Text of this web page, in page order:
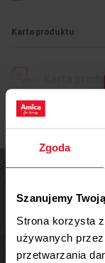
Zgoda
Szanujemy
Strona korzysta
używanych
przetwarzania
Karta produktu
Karta
Instrukcja użytkownika
Instrukcja